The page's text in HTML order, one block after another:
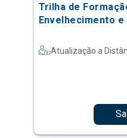
Trilha de
Envelhecimento e
Atualização a